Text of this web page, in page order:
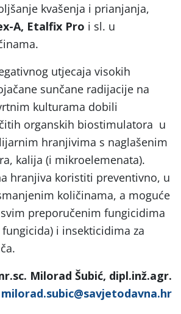
kvašenja i prianjanja,
A, Etalfix Pro i sl. u
utjecaja visokih
sunčane radijacije na
kulturama dobili
organskih biostimulatora u
hranjivima s naglašenim
kalija (i mikroelemenata).
hranjiva koristiti preventivno, u
količinama, a moguće
preporučenim fungicidima
i insekticidima za
Milorad Šubić, dipl.inž.agr.
milorad.subic@savjetodavna.hr